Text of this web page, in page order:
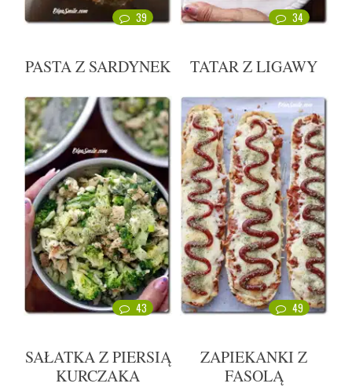
39
PASTA Z SARDYNEK
34
TATAR Z LIGAWY
43
SAŁATKA Z PIERSIĄ
KURCZAKA
49
ZAPIEKANKI Z
FASOLĄ